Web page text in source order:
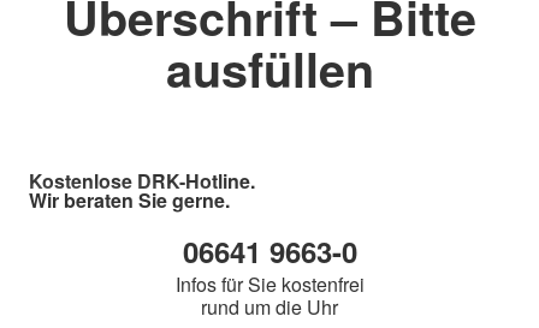
Überschrift – Bitte
ausfüllen
Kostenlose DRK-Hotline.
Wir beraten Sie gerne.
06641 9663-0
Infos für Sie kostenfrei
rund um die Uhr